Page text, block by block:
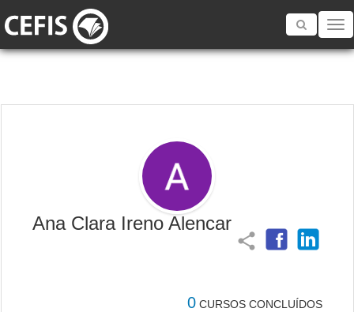
Toggle
Ana Clara Ireno Alencar
share
0 CURSOS CONCLUÍDOS